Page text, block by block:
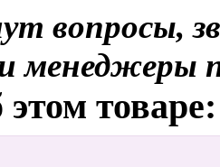
вопросы,
менеджеры
товаре: